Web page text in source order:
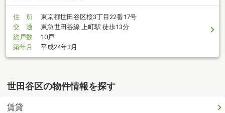
住 所
東京都世田谷区桜3丁目22番17号
交 通
東急世田谷線 上町駅 徒歩13分
総戸数
10戸
築年月
平成24年3月
世田谷区の物件情報を探す
賃貸